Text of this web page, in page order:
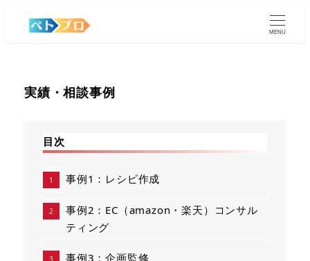
MENU
実績・相談事例
目次
事例1：レシピ作成
事例2：EC（amazon・楽天）コンサル
ティング
事例3：企画監修